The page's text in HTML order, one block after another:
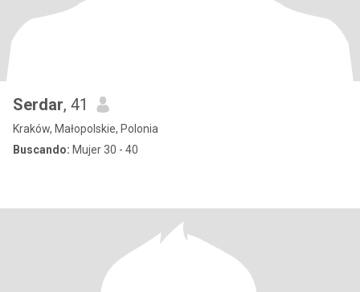
Serdar, 41
Kraków, Małopolskie, Polonia
Buscando: Mujer 30 - 40